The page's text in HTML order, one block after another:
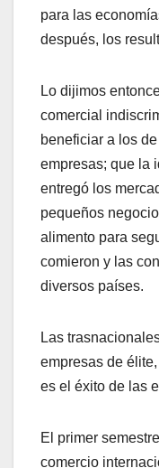
para las
después, los
Lo dijimos
comercial
beneficiar a los
empresas; que la
entregó los
pequeños
alimento para
comieron y las
diversos países.
Las
empresas de
es el éxito de las
El primer
comercio